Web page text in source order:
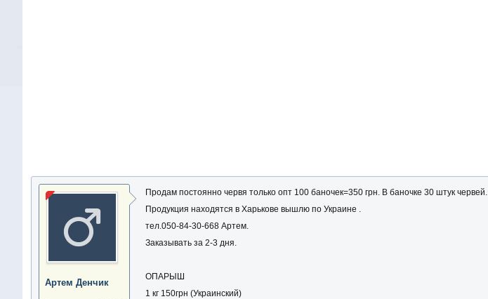
Артем Денчик
Продам постоянно червя только опт 100 баночек=350 грн. В баночке 30 штук червей.
Продукция находятся в Харькове вышлю по Украине .
тел.050-84-30-668 Артем.
Заказывать за 2-3 дня.
ОПАРЫШ
1 кг 150грн (Украинский)